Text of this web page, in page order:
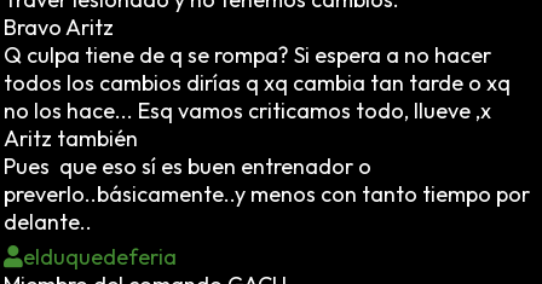
Bravo Aritz
Q culpa tiene de q se rompa? Si espera a no hacer
todos los cambios dirías q xq cambia tan tarde o xq
no los hace... Esq vamos criticamos todo, llueve ,x
Aritz también
Pues que eso sí es buen entrenador o
preverlo..básicamente..y menos con tanto tiempo por
delante..
elduquedeferia